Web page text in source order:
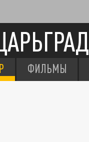
ФИЛЬМЫ